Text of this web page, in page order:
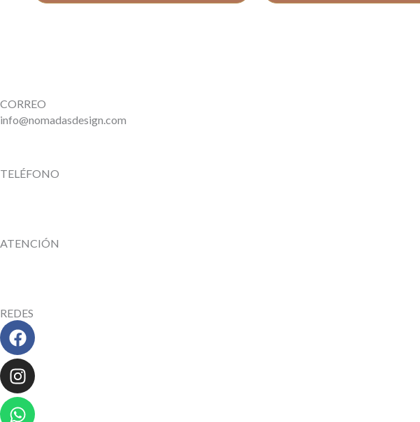
CORREO
info@nomadasdesign.com
TELÉFONO
ATENCIÓN
REDES
Facebook
Instagram
Whatsapp